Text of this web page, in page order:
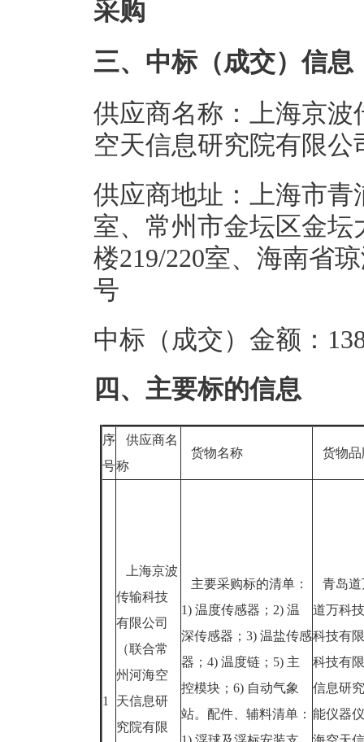
采购
三、中标（成交）信息
供应商名称：上海京
空天信息研究院有限
供应商地址：上海市青
室、常州市金坛区金
楼219/220室、海南省
号
中标（成交）金额：
四、主要标的信息
序
号
供应商名
称
货物名称 货物
1
上海京波
传输科技
有限公司
（联合常
州河海空
天信息研
究院有限
主要采购标的清单：
1) 温度传感器；2) 温
深传感器；3) 温盐传感
器；4) 温度链；5) 主
控模块；6) 自动气象
站。配件、辅料清单：
青岛道
道万科
科技有
科技有
信息研
能仪器